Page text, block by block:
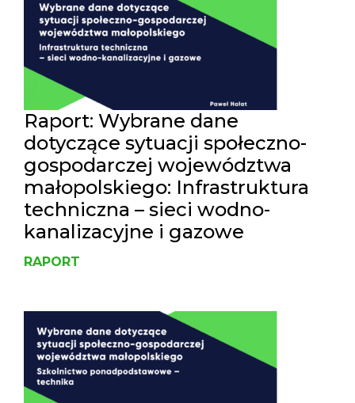
Raport: Wybrane dane
dotyczące sytuacji społeczno-
gospodarczej województwa
małopolskiego: Infrastruktura
techniczna – sieci wodno-
kanalizacyjne i gazowe
RAPORT